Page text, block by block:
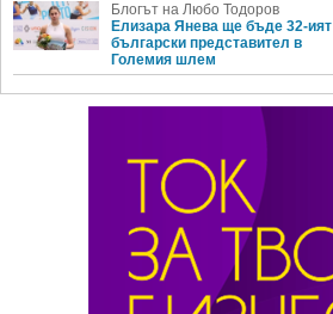
Блогът на Любо Тодоров
Елизара Янева ще бъде 32-ият
български представител в
Големия шлем